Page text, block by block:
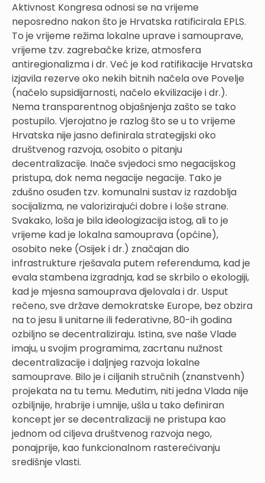
Aktivnost Kongresa odnosi se na vrijeme
neposredno nakon što je Hrvatska ratificirala EPLS.
To je vrijeme režima lokalne uprave i samouprave,
vrijeme tzv. zagrebačke krize, atmosfera
antiregionalizma i dr. Već je kod ratifikacije Hrvatska
izjavila rezerve oko nekih bitnih načela ove Povelje
(načelo supsidijarnosti, načelo ekvilizacije i dr.).
Nema transparentnog objašnjenja zašto se tako
postupilo. Vjerojatno je razlog što se u to vrijeme
Hrvatska nije jasno definirala strategijski oko
društvenog razvoja, osobito o pitanju
decentralizacije. Inače svjedoci smo negacijskog
pristupa, dok nema negacije negacije. Tako je
zdušno osuđen tzv. komunalni sustav iz razdoblja
socijalizma, ne valorizirajući dobre i loše strane.
Svakako, loša je bila ideologizacija istog, ali to je
vrijeme kad je lokalna samouprava (općine),
osobito neke (Osijek i dr.) značajan dio
infrastrukture rješavala putem referenduma, kad je
evala stambena izgradnja, kad se skrbilo o ekologiji,
kad je mjesna samouprava djelovala i dr. Usput
rečeno, sve države demokratske Europe, bez obzira
na to jesu li unitarne ili federativne, 80-ih godina
ozbiljno se decentraliziraju. Istina, sve naše Vlade
imaju, u svojim programima, zacrtanu nužnost
decentralizacije i daljnjeg razvoja lokalne
samouprave. Bilo je i ciljanih stručnih (znanstvenh)
projekata na tu temu. Međutim, niti jedna Vlada nije
ozbiljnije, hrabrije i umnije, ušla u tako definiran
koncept jer se decentralizaciji ne pristupa kao
jednom od ciljeva društvenog razvoja nego,
ponajprije, kao funkcionalnom rasterećivanju
središnje vlasti.